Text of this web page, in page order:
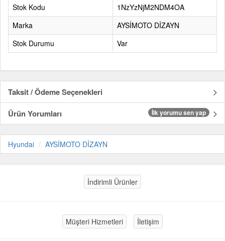
Stok Kodu
1NzYzNjM2NDM4OA
Marka
AYSİMOTO DİZAYN
Stok Durumu
Var
Taksit / Ödeme Seçenekleri
Ürün Yorumları
İlk yorumu sen yap
Hyundai AYSİMOTO DİZAYN
İndirimli Ürünler
Müşteri Hizmetleri İletişim